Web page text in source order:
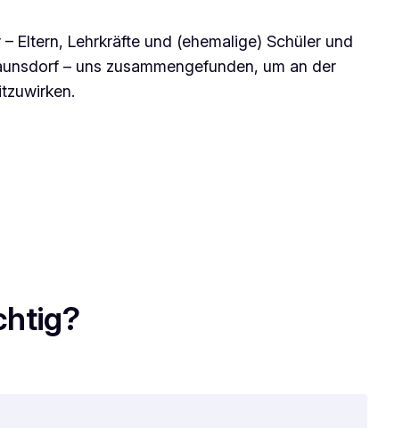
Eltern, Lehrkräfte und (ehemalige) Schüler und
– uns zusammengefunden, um an der